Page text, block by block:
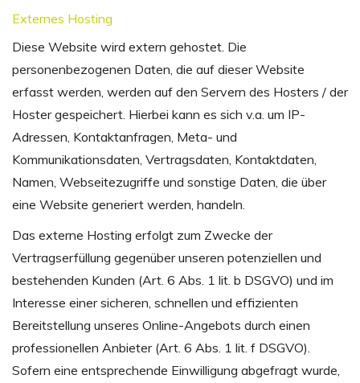
Externes Hosting
Diese Website wird extern gehostet. Die
personenbezogenen Daten, die auf dieser Website
erfasst werden, werden auf den Servern des Hosters / der
Hoster gespeichert. Hierbei kann es sich v.a. um IP-
Adressen, Kontaktanfragen, Meta- und
Kommunikationsdaten, Vertragsdaten, Kontaktdaten,
Namen, Webseitezugriffe und sonstige Daten, die über
eine Website generiert werden, handeln.
Das externe Hosting erfolgt zum Zwecke der
Vertragserfüllung gegenüber unseren potenziellen und
bestehenden Kunden (Art. 6 Abs. 1 lit. b DSGVO) und im
Interesse einer sicheren, schnellen und effizienten
Bereitstellung unseres Online-Angebots durch einen
professionellen Anbieter (Art. 6 Abs. 1 lit. f DSGVO).
Sofern eine entsprechende Einwilligung abgefragt wurde,